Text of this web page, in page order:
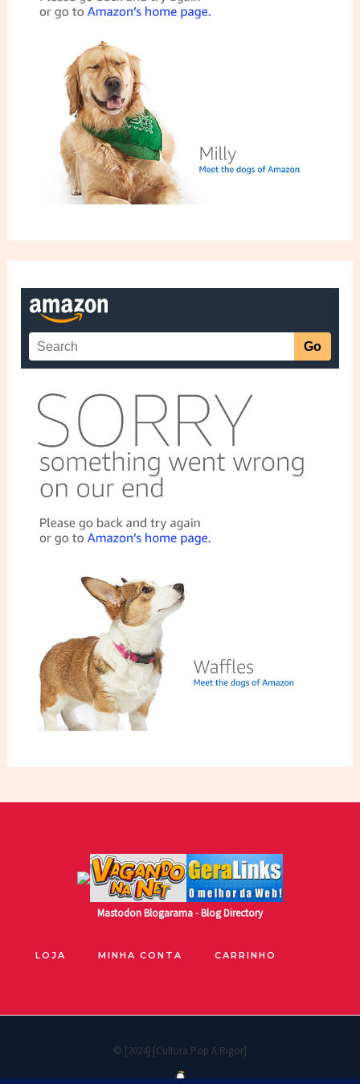
MastodonBlogarama - Blog Directory
LOJA MINHA CONTA CARRINHO
© [2024] [Cultura Pop A Rigor]